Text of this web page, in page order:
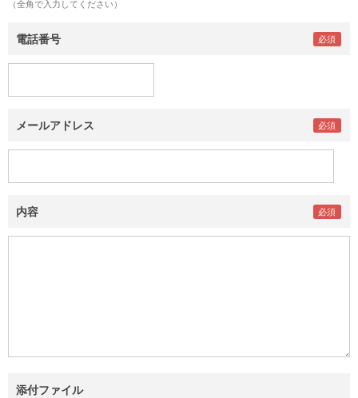
（全角で入力してください）
電話番号
メールアドレス
内容
添付ファイル